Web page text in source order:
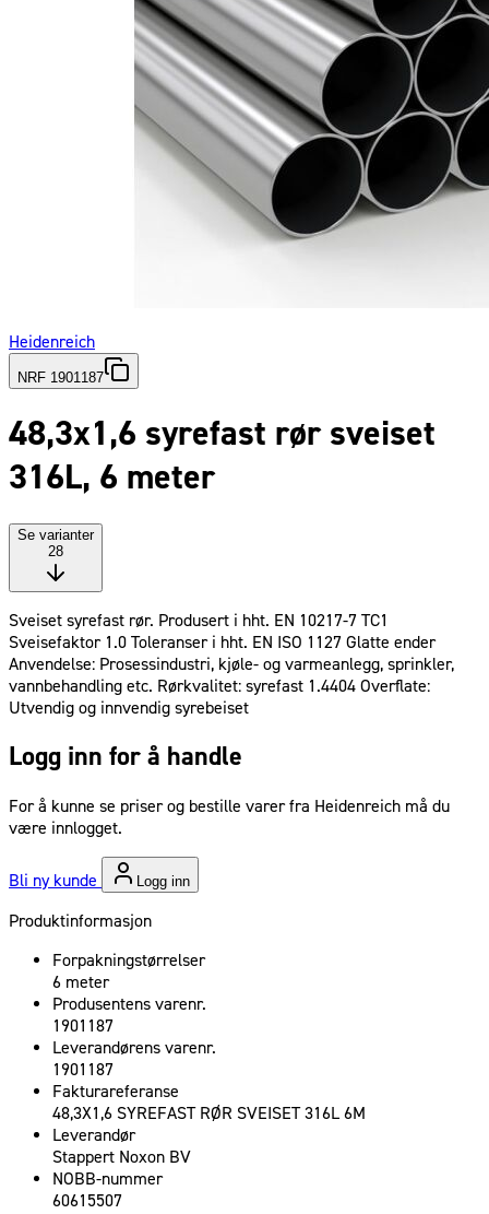
Heidenreich
NRF 1901187
48,3x1,6 syrefast rør sveiset
316L, 6 meter
Se varianter
28
Sveiset syrefast rør. Produsert i hht. EN 10217‐7 TC1
Sveisefaktor 1.0 Toleranser i hht. EN ISO 1127 Glatte ender
Anvendelse: Prosessindustri, kjøle‐ og varmeanlegg, sprinkler,
vannbehandling etc. Rørkvalitet: syrefast 1.4404 Overflate:
Utvendig og innvendig syrebeiset
Logg inn for å handle
For å kunne se priser og bestille varer fra Heidenreich må du
være innlogget.
Bli ny kunde Logg inn
Produktinformasjon
Forpakningstørrelser
6 meter
Produsentens varenr.
1901187
Leverandørens varenr.
1901187
Fakturareferanse
48,3X1,6 SYREFAST RØR SVEISET 316L 6M
Leverandør
Stappert Noxon BV
NOBB-nummer
60615507